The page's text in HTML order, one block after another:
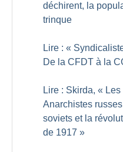
déchirent, la
trinque
Lire : «
De la CFDT à la
Lire : Skirda, « Les
Anarchistes
soviets et la
de 1917 »